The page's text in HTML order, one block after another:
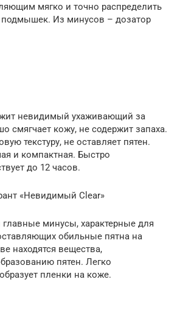
мягко и точно распределить
Из минусов – дозатор
невидимый ухаживающий за
смягчает кожу, не содержит запаха.
текстуру, не оставляет пятен.
и компактная. Быстро
до 12 часов.
«Невидимый Clear»
минусы, характерные для
обильные пятна на
находятся вещества,
пятен. Легко
пленки на коже.